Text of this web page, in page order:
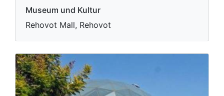
Museum und Kultur
Rehovot Mall, Rehovot